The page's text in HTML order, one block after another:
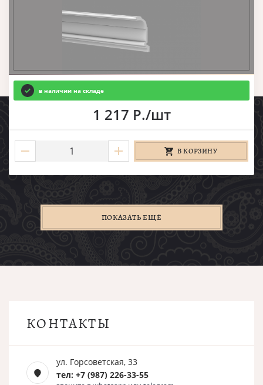
в наличии на складе
1 217 Р./шт
В КОРЗИНУ
ПОКАЗАТЬ ЕЩЁ
КОНТАКТЫ
ул. Горсоветская, 33
тел: +7 (987) 226-33-55